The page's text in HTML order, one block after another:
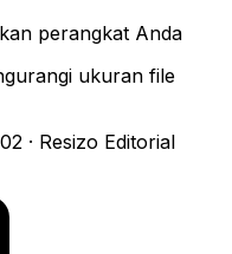
perangkat Anda
ukuran file
· Resizo Editorial